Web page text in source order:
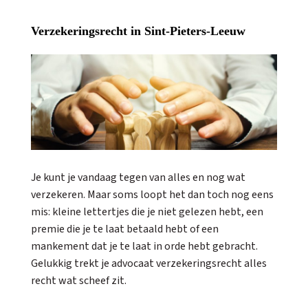
Verzekeringsrecht in Sint-Pieters-Leeuw
Je kunt je vandaag tegen van alles en nog wat
verzekeren. Maar soms loopt het dan toch nog eens
mis: kleine lettertjes die je niet gelezen hebt, een
premie die je te laat betaald hebt of een
mankement dat je te laat in orde hebt gebracht.
Gelukkig trekt je advocaat verzekeringsrecht alles
recht wat scheef zit.